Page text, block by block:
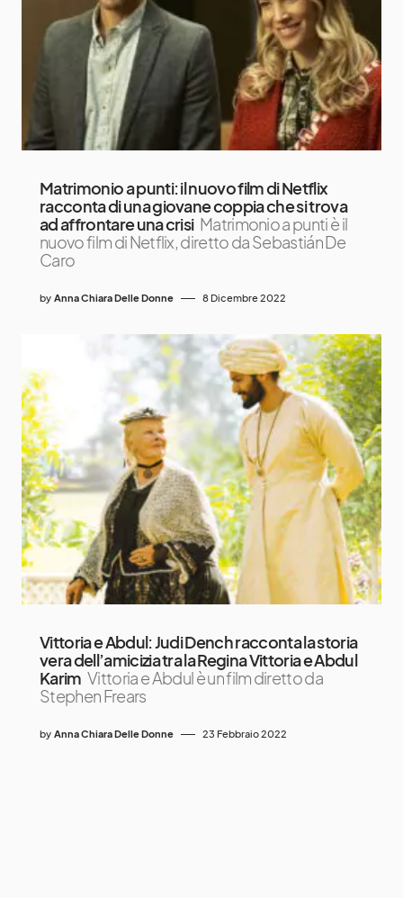
Matrimonio a punti: il nuovo film di Netflix
racconta di una giovane coppia che si trova
ad affrontare una crisi Matrimonio a punti è il
nuovo film di Netflix, diretto da Sebastián De
Caro
by Anna Chiara Delle Donne 8 Dicembre 2022
Vittoria e Abdul: Judi Dench racconta la storia
vera dell’amicizia tra la Regina Vittoria e Abdul
Karim Vittoria e Abdul è un film diretto da
Stephen Frears
by Anna Chiara Delle Donne 23 Febbraio 2022